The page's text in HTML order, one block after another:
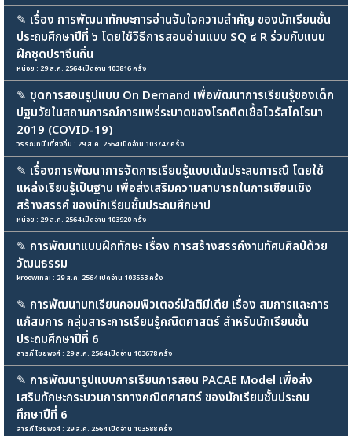
✎ เรื่อง การพัฒนาทักษะการอ่านจับใจความสำคัญ ของนักเรียนชั้น
ประถมศึกษาปีที่ ๖ โดยใช้วิธีการสอนอ่านแบบ SQ ๔ R ร่วมกับแบบ
ฝึกชุดปราจีนถิ่น
หน่อย : 29 ส.ค. 2564 เปิดอ่าน 103816 ครั้ง
✎ ชุดการสอนรูปแบบ On Demand เพื่อพัฒนาการเรียนรู้ของเด็ก
ปฐมวัยในสถานการณ์การแพร่ระบาดของโรคติดเชื้อไวรัสโคโรนา
2019 (COVID-19)
วรรณทนี เที่ยงถิ่น : 29 ส.ค. 2564 เปิดอ่าน 103747 ครั้ง
✎ เรื่องการพัฒนาการจัดการเรียนรู้แบบเน้นประสบการณื โดยใช้
แหล่งเรียนรู้เป็นฐาน เพื่อส่งเสริมความสามารถในการเขียนเชิง
สร้างสรรค์ ของนักเรียนชั้นประถมศึกษาป
หน่อย : 29 ส.ค. 2564 เปิดอ่าน 103920 ครั้ง
✎ การพัฒนาแบบฝึกทักษะ เรื่อง การสร้างสรรค์งานทัศนศิลป์ด้วย
วัฒนธรรม
kroowinai : 29 ส.ค. 2564 เปิดอ่าน 103553 ครั้ง
✎ การพัฒนาบทเรียนคอมพิวเตอร์มัลติมีเดีย เรื่อง สมการและการ
แก้สมการ กลุ่มสาระการเรียนรู้คณิตศาสตร์ สำหรับนักเรียนชั้น
ประถมศึกษาปีที่ 6
สารภี ไชยพงศ์ : 29 ส.ค. 2564 เปิดอ่าน 103678 ครั้ง
✎ การพัฒนารูปแบบการเรียนการสอน PACAE Model เพื่อส่ง
เสริมทักษะกระบวนการทางคณิตศาสตร์ ของนักเรียนชั้นประถม
ศึกษาปีที่ 6
สารภี ไชยพงศ์ : 29 ส.ค. 2564 เปิดอ่าน 103588 ครั้ง